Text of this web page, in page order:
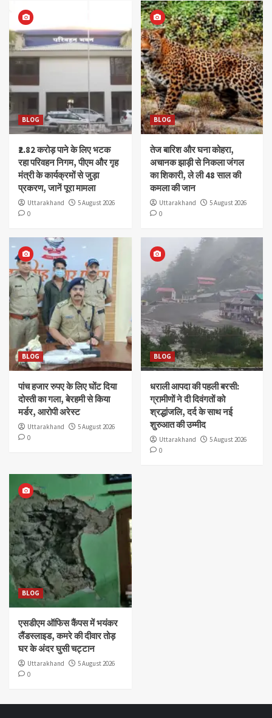
BLOG
₹2.82 करोड़ पाने के लिए भटक
रहा परिवहन निगम, पीएम और गृह
मंत्री के कार्यक्रमों से जुड़ा
प्रकरण, जानें पूरा मामला
Uttarakhand
5 August 2026
0
BLOG
तेज बारिश और घना कोहरा,
अचानक झाड़ी से निकला जंगल
का शिकारी, ले ली 48 साल की
कमला की जान
Uttarakhand
5 August 2026
0
BLOG
पांच हजार रुपए के लिए घोंट दिया
दोस्ती का गला, बेरहमी से किया
मर्डर, आरोपी अरेस्ट
Uttarakhand
5 August 2026
0
BLOG
धराली आपदा की पहली बरसी:
ग्रामीणों ने दी दिवंगतों को
श्रद्धांजलि, दर्द के साथ नई
शुरुआत की उम्मीद
Uttarakhand
5 August 2026
0
BLOG
एसडीएम ऑफिस कैंपस में भयंकर
लैंडस्लाइड, कमरे की दीवार तोड़
घर के अंदर घुसी चट्टान
Uttarakhand
5 August 2026
0